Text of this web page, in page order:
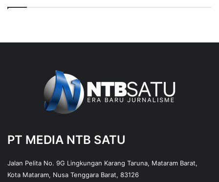
PT MEDIA NTB SATU
Jalan Pelita No. 9G Lingkungan Karang Taruna, Mataram Barat,
Kota Mataram, Nusa Tenggara Barat, 83126